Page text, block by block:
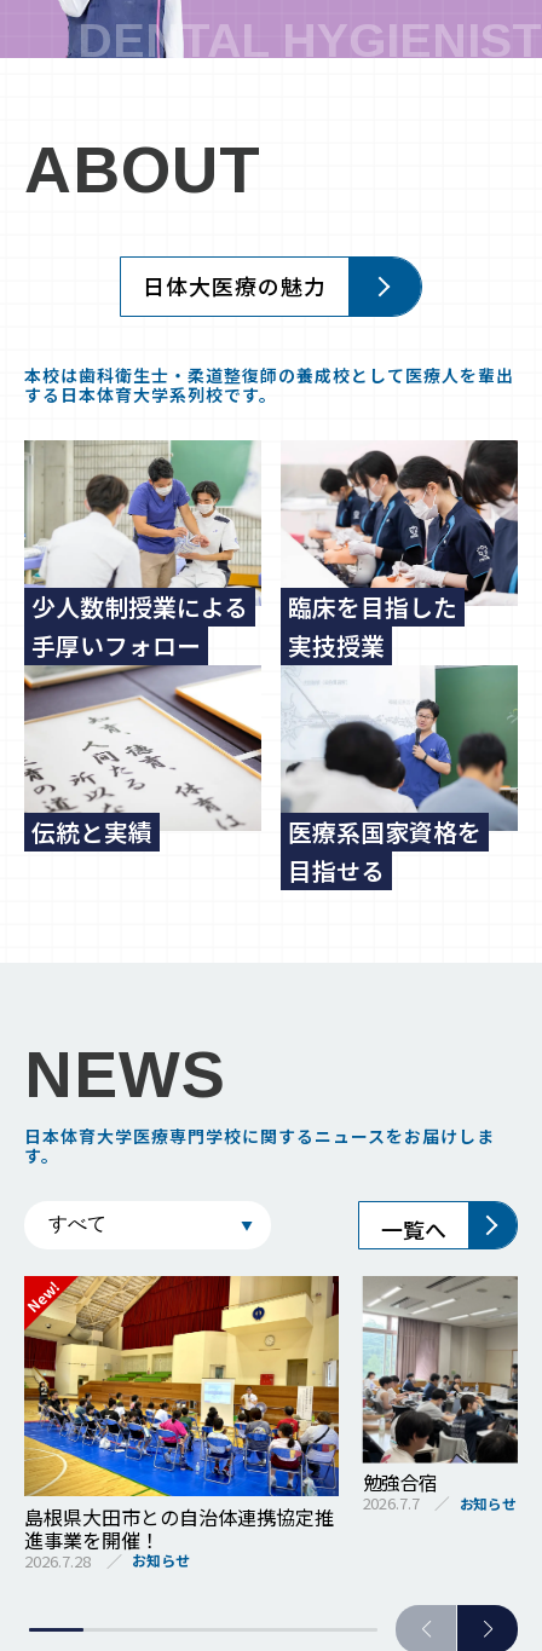
ABOUT
日体大医療の魅力
本校は歯科衛生士・柔道整復師の養成校として医療人を輩出
する日本体育大学系列校です。
少人数制授業による
手厚いフォロー
臨床を目指した
実技授業
伝統と実績
医療系国家資格を
目指せる
NEWS
日本体育大学医療専門学校に関するニュースをお届けしま
す。
一覧へ
島根県大田市との自治体連携協定推
進事業を開催！
2026.7.28 お知らせ
勉強合宿
2026.7.7 お知らせ